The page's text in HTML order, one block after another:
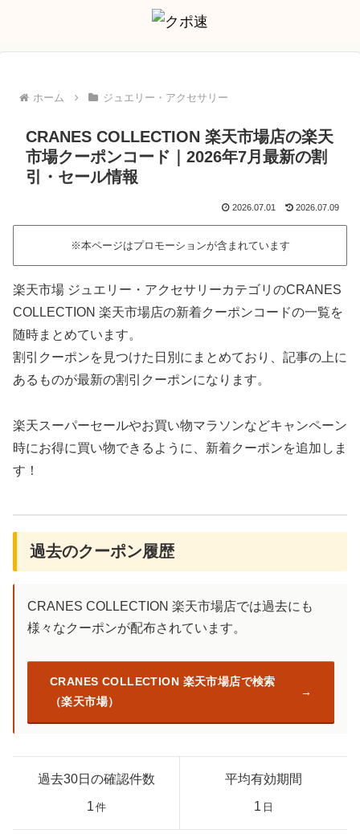
ホーム ジュエリー・アクセサリー
CRANES COLLECTION 楽天市場店の楽天
市場クーポンコード｜2026年7月最新の割
引・セール情報
2026.07.01 2026.07.09
※本ページはプロモーションが含まれています
楽天市場 ジュエリー・アクセサリーカテゴリのCRANES
COLLECTION 楽天市場店の新着クーポンコードの一覧を
随時まとめています。
割引クーポンを見つけた日別にまとめており、記事の上に
あるものが最新の割引クーポンになります。
楽天スーパーセールやお買い物マラソンなどキャンペーン
時にお得に買い物できるように、新着クーポンを追加しま
す！
過去のクーポン履歴
CRANES COLLECTION 楽天市場店では過去にも
様々なクーポンが配布されています。
CRANES COLLECTION 楽天市場店で検索
（楽天市場）
過去30日の確認件数
1件
平均有効期間
1 日